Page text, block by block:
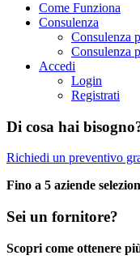
Come Funziona
Consulenza
Consulenza
Consulenza
Accedi
Login
Registrati
Di cosa hai
Richiedi un preventivo
Fino a 5 aziende
Sei un fornitore?
Scopri come ottenere